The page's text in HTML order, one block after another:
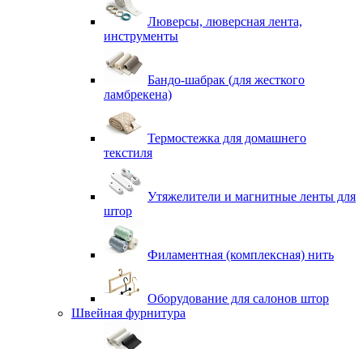
Люверсы, люверсная лента,
инструменты
Бандо-шабрак (для жесткого
ламбрекена)
Термостежка для домашнего
текстиля
Утяжелители и магнитные ленты для
штор
Филаментная (комплексная) нить
Оборудование для салонов штор
Швейная фурнитура